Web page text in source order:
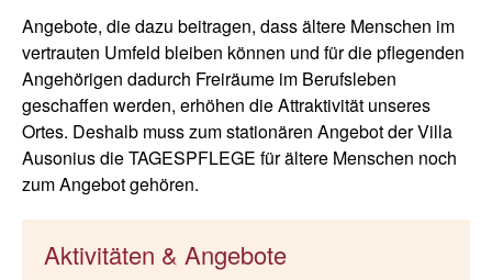
Angebote, die dazu beitragen, dass ältere Menschen im
vertrauten Umfeld bleiben können und für die pflegenden
Angehörigen dadurch Freiräume im Berufsleben
geschaffen werden, erhöhen die Attraktivität unseres
Ortes. Deshalb muss zum stationären Angebot der Villa
Ausonius die TAGESPFLEGE für ältere Menschen noch
zum Angebot gehören.
Aktivitäten & Angebote